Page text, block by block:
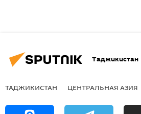
Таджикистан
ТАДЖИКИСТАН ЦЕНТРАЛЬНАЯ АЗИЯ